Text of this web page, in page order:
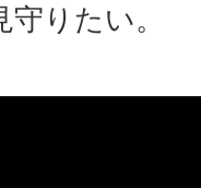
りたい。